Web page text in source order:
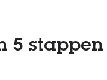
5